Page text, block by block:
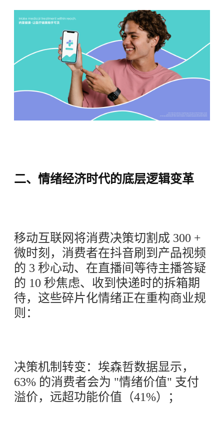
二、情绪经济时代的底层逻辑变革
移动互联网将消费决策切割成 300 +
微时刻，消费者在抖音刷到产品视频
的 3 秒心动、在直播间等待主播答疑
的 10 秒焦虑、收到快递时的拆箱期
待，这些碎片化情绪正在重构商业规
则：
决策机制转变：埃森哲数据显示，
63% 的消费者会为 "情绪价值" 支付
溢价，远超功能价值（41%）；